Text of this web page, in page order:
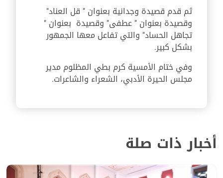
ثم قدم قصيدة وجدانية بعنوان " قل العناد"
وقصيدة بعنوان " عطفى" وقصيدة بعنوان "
تجاهل الحساد" والتي تفاعل معها الجمهور
بشكل كبير.
وفي ختام الأمسية كرم بطي المظلوم مدير
مجلس الحيرة الأدبي، الشعراء والشاعرات.
أخبار ذات صلة